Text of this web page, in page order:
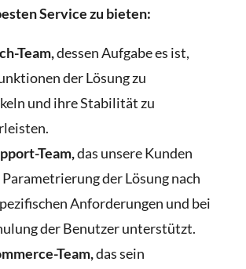
Service zu bieten:
Team,dessen Aufgabe es ist,
der Lösung zu
und ihre Stabilität zu
Team,das unsere Kunden
Parametrierung der Lösung nach
Anforderungen und bei
der Benutzer unterstützt.
Team,das sein